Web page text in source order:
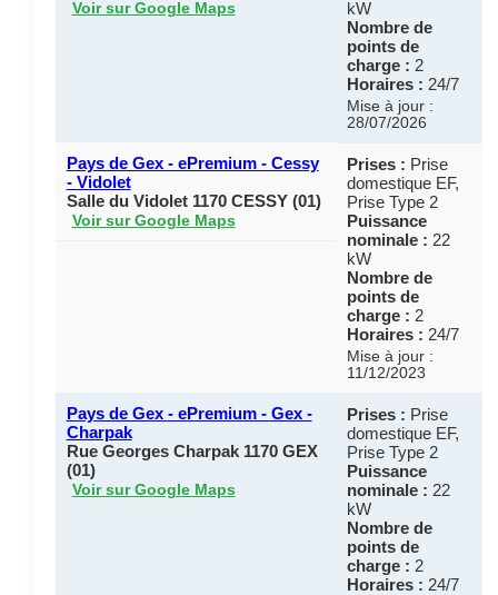
Voir sur Google Maps
kW
Nombre de
points de
charge : 2
Horaires : 24/7
Mise à jour :
28/07/2026
Pays de Gex - ePremium - Cessy
- Vidolet
Salle du Vidolet 1170 CESSY (01)
Voir sur Google Maps
Prises : Prise
domestique EF,
Prise Type 2
Puissance
nominale : 22
kW
Nombre de
points de
charge : 2
Horaires : 24/7
Mise à jour :
11/12/2023
Pays de Gex - ePremium - Gex -
Charpak
Rue Georges Charpak 1170 GEX
(01)
Voir sur Google Maps
Prises : Prise
domestique EF,
Prise Type 2
Puissance
nominale : 22
kW
Nombre de
points de
charge : 2
Horaires : 24/7